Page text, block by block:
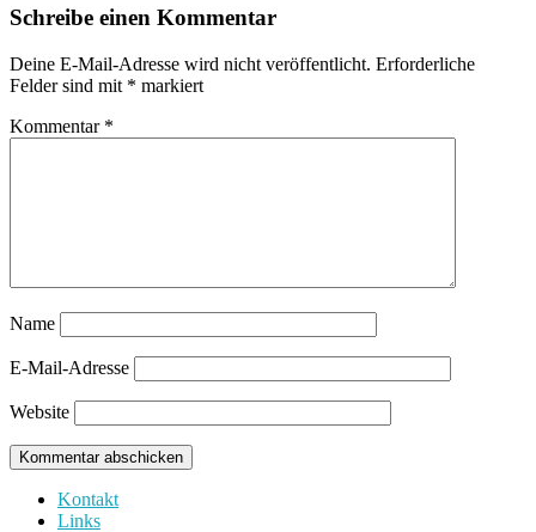
Schreibe einen Kommentar
Deine E-Mail-Adresse wird nicht veröffentlicht. Erforderliche
Felder sind mit * markiert
Kommentar *
Name
E-Mail-Adresse
Website
Kontakt
Links